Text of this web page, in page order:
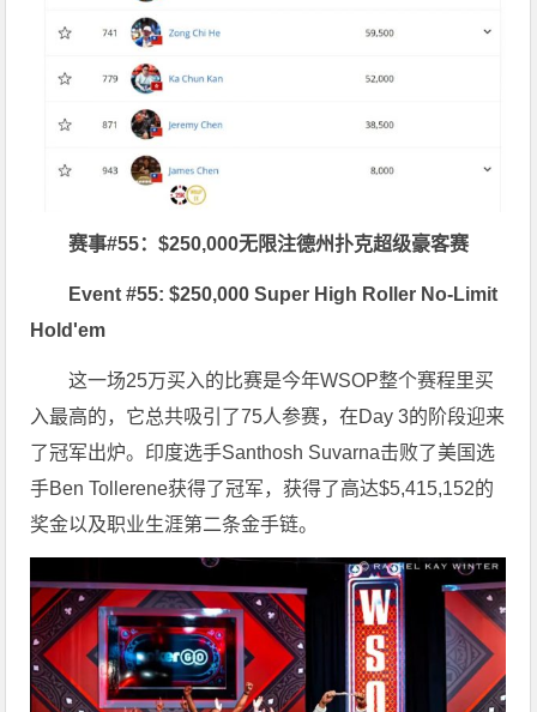
赛事#55：$250,000无限注德州扑克超级豪客赛
Event #55: $250,000 Super High Roller No-Limit
Hold'em
这一场25万买入的比赛是今年WSOP整个赛程里买
入最高的，它总共吸引了75人参赛，在Day 3的阶段迎来
了冠军出炉。印度选手Santhosh Suvarna击败了美国选
手Ben Tollerene获得了冠军，获得了高达$5,415,152的
奖金以及职业生涯第二条金手链。